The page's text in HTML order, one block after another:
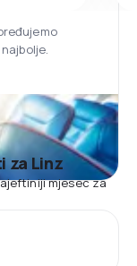
za Linz
mjesec za